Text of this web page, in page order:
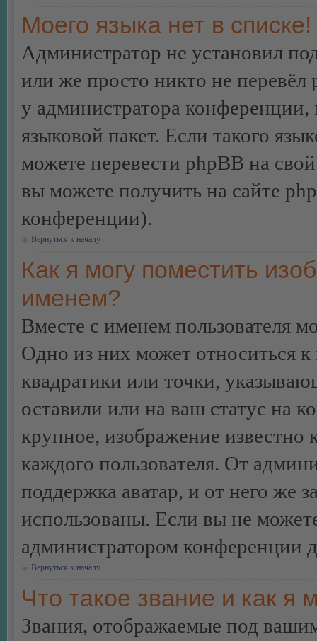
Моего языка нет в списке!
Администратор не установил
или же просто никто не
у администратора
языковой пакет. Если такого
можете перевести phpBB на
вы можете получить на сайте
конференции).
Вернуться к началу
Как я могу поместить
именем?
Вместе с именем пользователя
Одно из них может относиться
квадратики или точки,
оставили или на ваш статус на
крупное, изображение известно
каждого пользователя. От
поддержка аватар, и от него же
использованы. Если вы не
администратором конференции
Вернуться к началу
Что такое звание и как я
Звания, отображаемые под